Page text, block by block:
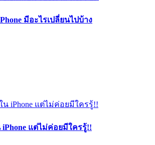
มีอะไรเปลี่ยนไปบ้าง
iPhone แต่ไม่ค่อยมีใครรู้!!